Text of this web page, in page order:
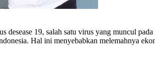
desease 19, salah satu virus yang muncul
Hal ini menyebabkan melemahnya